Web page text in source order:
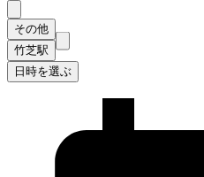
その他
竹芝駅
日時を選ぶ